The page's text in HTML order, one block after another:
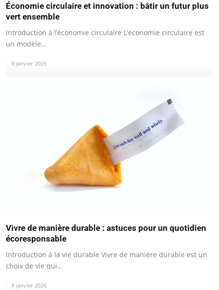
Économie circulaire et innovation : bâtir un futur plus
vert ensemble
Introduction à l’économie circulaire L’économie circulaire est
un modèle…
8 janvier 2026
Vivre de manière durable : astuces pour un quotidien
écoresponsable
Introduction à la vie durable Vivre de manière durable est un
choix de vie qui…
8 janvier 2026